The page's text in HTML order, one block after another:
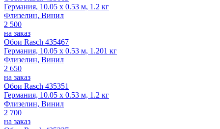
Германия, 10.05 x 0.53 м, 1.2 кг
Флизелин, Винил
2 500
на заказ
Обои Rasch 435467
Германия, 10.05 x 0.53 м, 1.201 кг
Флизелин, Винил
2 650
на заказ
Обои Rasch 435351
Германия, 10.05 x 0.53 м, 1.2 кг
Флизелин, Винил
2 700
на заказ